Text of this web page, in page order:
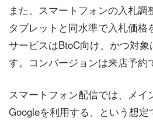
また、スマートフォンの入札調
タブレットと同水準で入札価格
サービスはBtoC向け、かつ対
す。コンバージョンは来店予約
スマートフォン配信では、メイ
Googleを利用する、という想